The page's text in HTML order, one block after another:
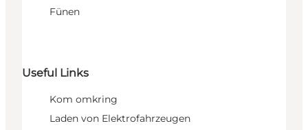
Fünen
Useful Links
Kom omkring
Laden von Elektrofahrzeugen